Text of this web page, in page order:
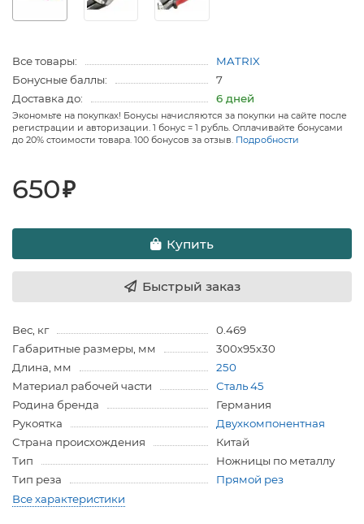
Все товары:
MATRIX
Бонусные баллы:
7
Доставка до:
6 дней
Экономьте на покупках! Бонусы начисляются за покупки на сайте после
регистрации и авторизации. 1 бонус = 1 рубль. Оплачивайте бонусами
до 20% стоимости товара. 100 бонусов за отзыв. Подробности
650₽
Купить
Быстрый заказ
Вес, кг
0.469
Габаритные размеры, мм
300х95х30
Длина, мм
250
Материал рабочей части
Сталь 45
Родина бренда
Германия
Рукоятка
Двухкомпонентная
Страна происхождения
Китай
Тип
Ножницы по металлу
Тип реза
Прямой рез
Все характеристики